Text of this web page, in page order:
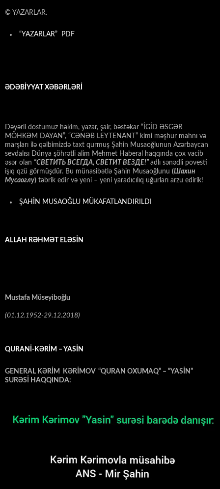
© YAZARLAR.
“YAZARLAR” PDF
ƏDƏBİYYAT XƏBƏRLƏRİ
Dəyərli dostumuz həkim, yazar, şair, bəstəkar “İGİD ƏSGƏR
MÖHKƏM DAYAN”, “CƏNƏB LEYTENANT” kimi məşhur mahnı və
marşları ilə qəlbimizdə taxt qurmuş Şahin Musaoğlunun Azərbaycan
sevdalısı Dünya şöhrətli alim Mehmet Haberal haqqında çox vacib
əsər olan “СВЕТИТЬ ВСЕГДА, СВЕТИТ ВЕЗДЕ!” adlı sənədli povesti
işıq qzü görmüşdür. Bu münasibətlə Şahin Musaoğlunu (Шахин
Мусаоглу) təbrik edir və yeni – yeni yaradıcılıq uğurları arzu edirik!
ŞAHİN MUSAOĞLU MÜKAFATLANDIRILDI
ALLAH RƏHMƏT ELƏSİN
Mustafa Müseyiboğlu
(01.12.1952-29.12.2018)
QURANİ-KƏRİM – YASİN
GENERAL KƏRİM KƏRİMOV “QURAN OXUMAQ” – “YASİN”
SURƏSİ HAQQINDA: